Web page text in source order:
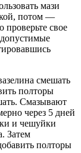
мази
потом —
проверьте свое
смешать
полторы
Смазывают
через 5 дней
и чешуйки
Затем
полторы